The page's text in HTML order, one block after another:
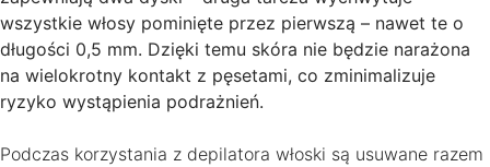
wszystkie włosy pominięte przez pierwszą – nawet te o
długości 0,5 mm. Dzięki temu skóra nie będzie narażona
na wielokrotny kontakt z pęsetami, co zminimalizuje
ryzyko wystąpienia podrażnień.
Podczas korzystania z depilatora włoski są usuwane razem